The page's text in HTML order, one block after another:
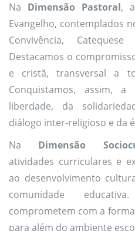
Na Dimensão Pastoral,
Evangelho, contemplados
Convivência,
Destacamos o
e cristã, transversal a
Conquistamos, assim,
liberdade, da
diálogo inter-religioso e da
Na Dimensão
atividades curriculares e
ao desenvolvimento
comunidade
comprometem com a
para além do ambiente